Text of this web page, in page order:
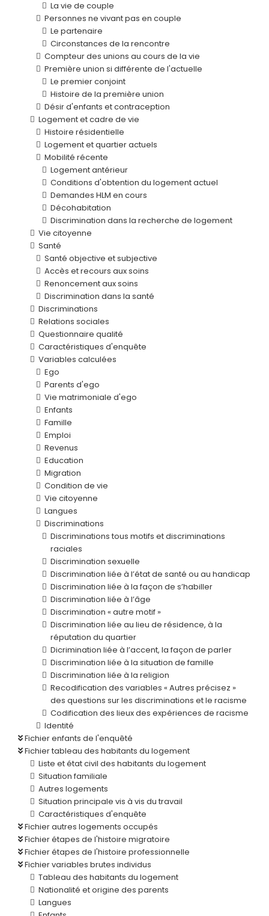
La vie de couple
Personnes ne vivant pas en couple
Le partenaire
Circonstances de la rencontre
Compteur des unions au cours de la vie
Première union si différente de l'actuelle
Le premier conjoint
Histoire de la première union
Désir d'enfants et contraception
Logement et cadre de vie
Histoire résidentielle
Logement et quartier actuels
Mobilité récente
Logement antérieur
Conditions d'obtention du logement actuel
Demandes HLM en cours
Décohabitation
Discrimination dans la recherche de logement
Vie citoyenne
Santé
Santé objective et subjective
Accès et recours aux soins
Renoncement aux soins
Discrimination dans la santé
Discriminations
Relations sociales
Questionnaire qualité
Caractéristiques d'enquête
Variables calculées
Ego
Parents d'ego
Vie matrimoniale d'ego
Enfants
Famille
Emploi
Revenus
Education
Migration
Condition de vie
Vie citoyenne
Langues
Discriminations
Discriminations tous motifs et discriminations
raciales
Discrimination sexuelle
Discrimination liée à l’état de santé ou au handicap
Discrimination liée à la façon de s’habiller
Discrimination liée à l’âge
Discrimination « autre motif »
Discrimination liée au lieu de résidence, à la
réputation du quartier
Dicrimination liée à l’accent, la façon de parler
Discrimination liée à la situation de famille
Discrimination liée à la religion
Recodification des variables « Autres précisez »
des questions sur les discriminations et le racisme
Codification des lieux des expériences de racisme
Identité
Fichier enfants de l'enquêté
Fichier tableau des habitants du logement
Liste et état civil des habitants du logement
Situation familiale
Autres logements
Situation principale vis à vis du travail
Caractéristiques d'enquête
Fichier autres logements occupés
Fichier étapes de l'histoire migratoire
Fichier étapes de l'histoire professionnelle
Fichier variables brutes individus
Tableau des habitants du logement
Nationalité et origine des parents
Langues